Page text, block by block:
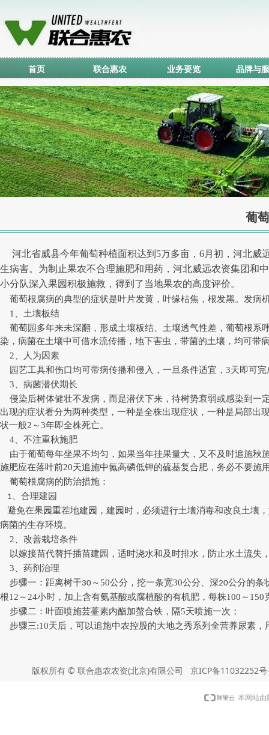
首页 联合惠农 业务要览 品牌与
葡
河北省威县今年葡萄种植面积达到5万多亩，6月初，河北威
生病害。为制止果农不合理施肥和用药，河北威远农资集团和
小分队深入果园积极施救，得到了当地果农的高度评价。
葡萄根腐病的典型的症状是叶片发黄，叶缘枯焦，根发黑。发病
1、土壤板结
葡萄园多年来未深翻，形成土壤板结、土壤透气性差，葡萄根系
染，病菌在土壤中可借水流传播，地下害虫，带菌的土壤，均可带
2、人为因素
园艺工具和伤口均可带病传播和侵入，一旦条件适宜，3天即可
3、病菌潜伏期长
侵染后树体健壮不发病，而是潜伏下来，待树势衰弱或感染到一
出现的症状看分为两种类型，一种是全株出现症状，一种是局部
状一般2～3年即全株死亡。
4、不注重秋施肥
由于葡萄每年坐果不均匀，如果当年挂果量大，又不及时追施秋
施肥应在落叶前20天追施中氮高磷低钾的硫基复合肥，务必不要施
葡萄根腐病的防治措施：
1 、合理建园
避免在果园重茬地建园，建园时，必须进行土壤消毒和改良土壤
病菌的生存环境。
2、改善栽培条件
以嫁接苗代替扦插苗建园 ，适时浇水和及时排水，防止水土流失
3、药剂治理
步骤一：距离树干30 ～50公分，挖一条宽30公分、深20公分的条
根12～24小时，加上含有氨基酸或腐植酸的有机肥，每株100～150
步骤二：叶面喷施芸薹素内酯加螯合铁，隔5天喷施一次；
步骤三:10天后，可以追施中农控股的大地之秀系列全营养尿素
版权所有 © 联合惠农农资(北京)有限公司 京ICP备11032252
本网站由